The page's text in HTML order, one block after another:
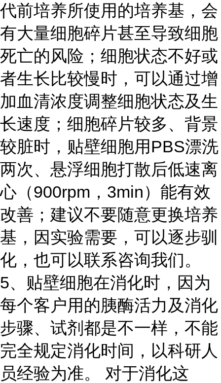
代前培养所使用的培养基，会
有大量细胞碎片甚至导致细胞
死亡的风险；细胞状态不好或
者生长比较慢时，可以通过增
加血清浓度调整细胞状态及生
长速度；细胞碎片较多、背景
较脏时，贴壁细胞用PBS漂洗
两次、悬浮细胞打散后低速离
心（900rpm，3min）能有效
改善；建议不要随意更换培养
基，因实验需要，可以逐步驯
化，也可以联系咨询我们。
5、贴壁细胞在消化时，因为
每个客户用的胰酶活力及消化
步骤、试剂都是不一样，不能
完全规定消化时间，以科研人
员经验为准。 对于消化这